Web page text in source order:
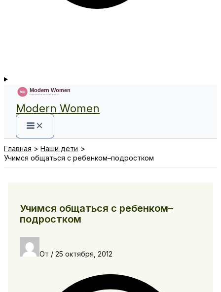
Modern Women
Главная
Наши дети
Учимся общаться с ребенком–подростком
Учимся общаться с ребенком–
подростком
От / 25 октября, 2012